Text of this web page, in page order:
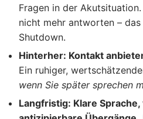
Fragen in der
nicht mehr antworten –
Shutdown.
Hinterher: Kontakt
Ein ruhiger,
wenn Sie später sprechen
Langfristig: Klare